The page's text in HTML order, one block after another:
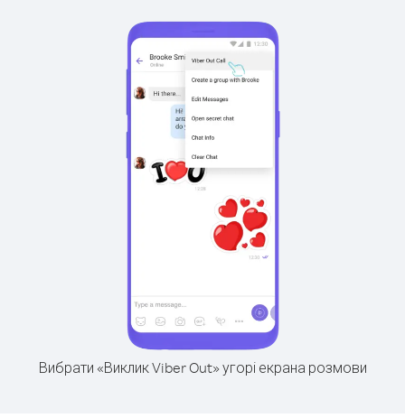
Вибрати «Виклик Viber Out» угорі екрана розмови